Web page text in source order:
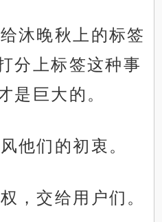
沐晚秋上的标签
分上标签这种事
是巨大的。
他们的初衷。
，交给用户们。